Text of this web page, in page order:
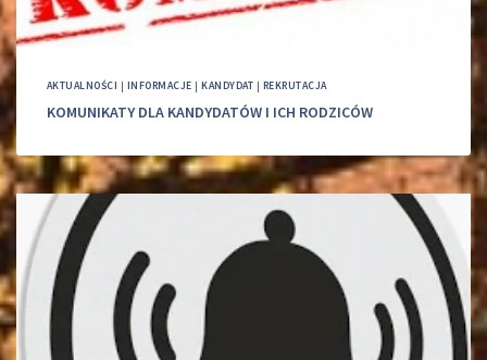
AKTUALNOŚCI | INFORMACJE |KANDYDAT | REKRUTACJA
KOMUNIKATY DLA KANDYDATÓW I ICH RODZICÓW